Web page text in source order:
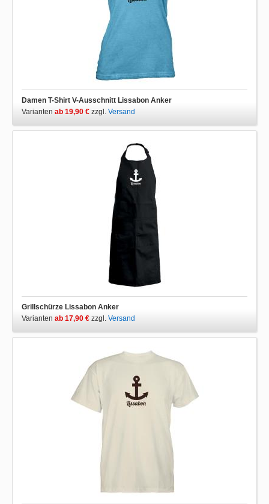
Damen T-Shirt V-Ausschnitt Lissabon Anker
Varianten ab 19,90 € zzgl. Versand
Grillschürze Lissabon Anker
Varianten ab 17,90 € zzgl. Versand